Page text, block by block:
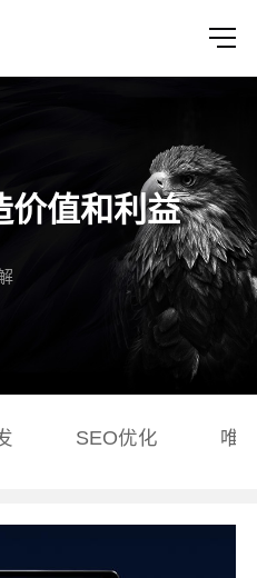
价值和利益
SEO优化 唯